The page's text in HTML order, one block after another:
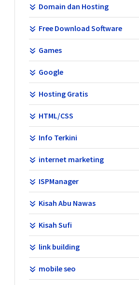
Domain dan Hosting
Free Download Software
Games
Google
Hosting Gratis
HTML/CSS
Info Terkini
internet marketing
ISPManager
Kisah Abu Nawas
Kisah Sufi
link building
mobile seo